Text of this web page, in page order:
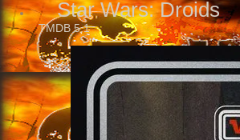
Star Wars: Droids
TMDB5.1